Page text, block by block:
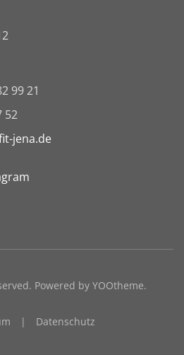
99 21
52
jena.de
Powered by YOOtheme.
| Datenschutz